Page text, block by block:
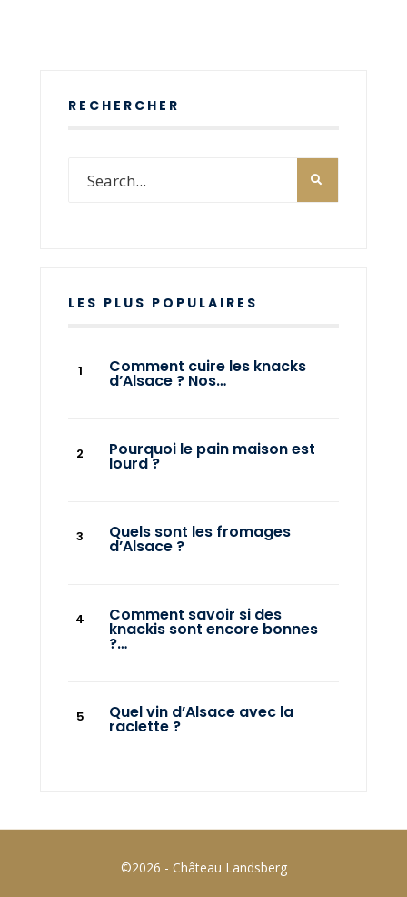
RECHERCHER
LES PLUS POPULAIRES
Comment cuire les knacks
d’Alsace ? Nos…
Pourquoi le pain maison est
lourd ?
Quels sont les fromages
d’Alsace ?
Comment savoir si des
knackis sont encore bonnes
?…
Quel vin d’Alsace avec la
raclette ?
©2026 - Château Landsberg